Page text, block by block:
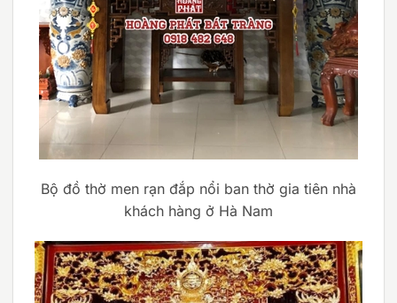
Bộ đồ thờ men rạn đắp nổi ban thờ gia tiên nhà
khách hàng ở Hà Nam